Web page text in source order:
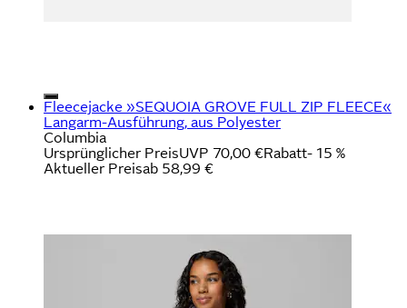
Fleecejacke »SEQUOIA GROVE FULL ZIP FLEECE«
Langarm-Ausführung, aus Polyester
Columbia
Ursprünglicher PreisUVP 70,00 €Rabatt- 15 %
Aktueller Preisab 58,99 €